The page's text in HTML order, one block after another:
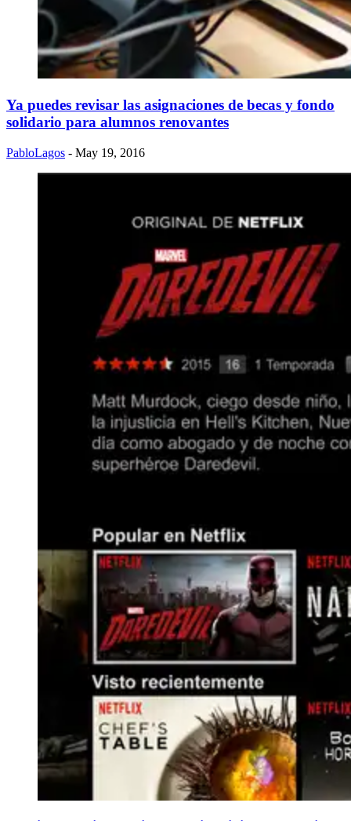
Ya puedes revisar las asignaciones de becas y fondo
solidario para alumnos renovantes
PabloLagos - May 19, 2016